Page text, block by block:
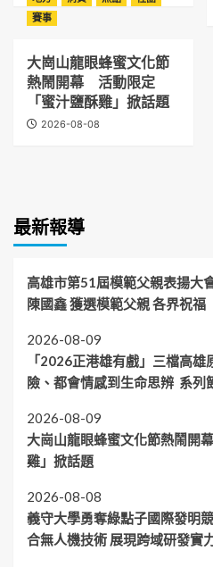
賽事
大崗山龍眼蜂蜜文化節
熱鬧開幕 活動限定
「蜜汁鹽酥雞」掀話題
2026-08-08
最新報導
高雄市第51屆模範父親表揚大
陳國鑫 獲選模範父親 各界祝福
2026-08-09
「2026正港雄有戲」三檔高
險、都會情感到生命思辨 系列
2026-08-09
大崗山龍眼蜂蜜文化節熱鬧開
雞」掀話題
2026-08-08
義守大學勇奪綠點子國際發明
合無人機技術 展現跨域研發實